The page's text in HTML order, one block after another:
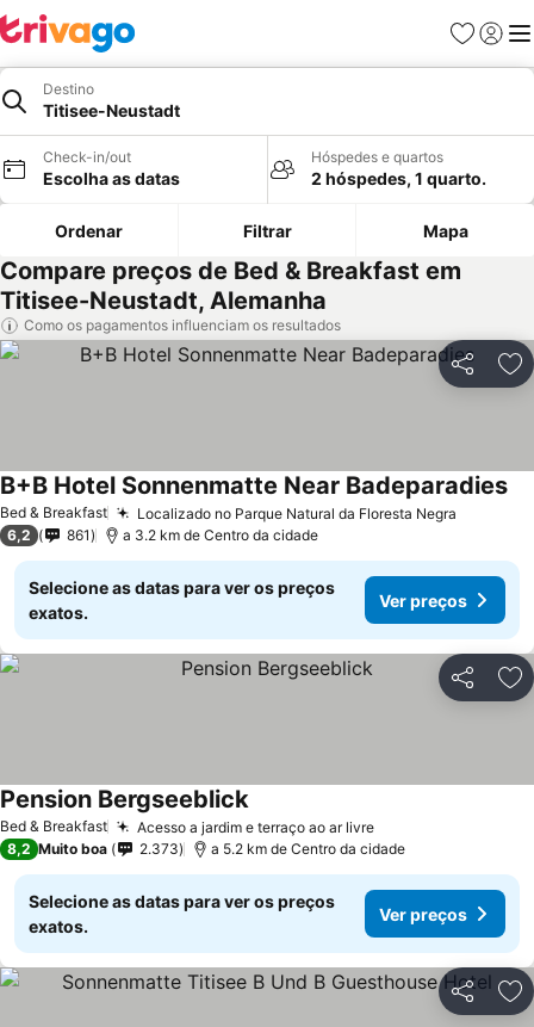
Favoritos
Iniciar
Destino
Titisee-Neustadt
Check-in/out
Escolha as datas
Hóspedes e quartos
2 hóspedes, 1 quarto.
Ordenar Filtrar Mapa
Compare preços de Bed & Breakfast em
Titisee-Neustadt, Alemanha
Como os pagamentos influenciam os resultados
Partilhar
Bed & Breakfast Localizado no Parque Natural da Floresta Negra
B+B Hotel Sonnenmatte Near Badeparadies
6,2 861 a 3.2 km de Centro da cidade
Selecione as datas para ver os preços
exatos.
Ver preços
Partilhar
Bed & Breakfast Acesso a jardim e terraço ao ar livre
Pension Bergseeblick
8,2 Muito boa 2.373 a 5.2 km de Centro da cidade
Selecione as datas para ver os preços
exatos.
Ver preços
Partilhar